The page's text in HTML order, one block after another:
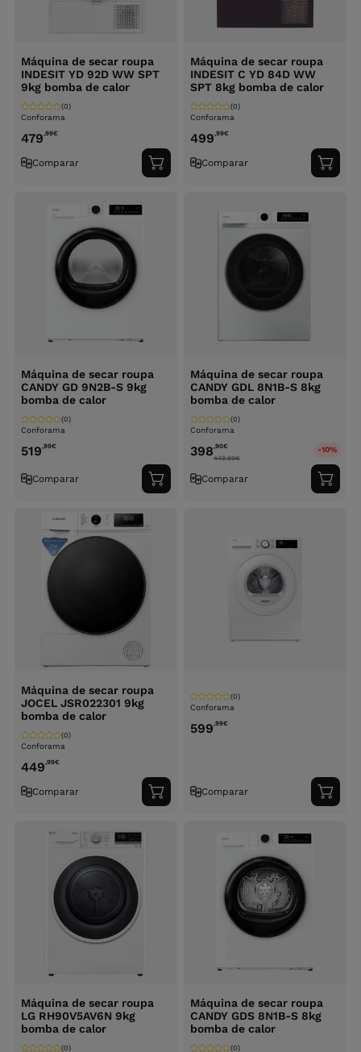
Máquina de secar roupa
INDESIT YD 92D WW SPT
9kg bomba de calor
Conforama
(0)
479,99€
Comparar
Adicionar
ao
Máquina de secar roupa
INDESIT C YD 84D WW
SPT 8kg bomba de calor
Conforama
(0)
499,99€
Comparar
ao
Máquina de secar roupa
CANDY GD 9N2B-S 9kg
bomba de calor
Conforama
(0)
519,99€
Comparar
Adicionar
ao
Máquina de secar roupa
CANDY GDL 8N1B-S 8kg
bomba de calor
Conforama
(0)
398,90€
449.99€
-10%
Comparar
ao
Máquina de secar roupa
JOCEL JSR022301 9kg
bomba de calor
Conforama
(0)
449,99€
Comparar
Adicionar
ao
Conforama
(0)
599,99€
Comparar
ao
Máquina de secar roupa
LG RH90V5AV6N 9kg
bomba de calor
(0)
Máquina de secar roupa
CANDY GDS 8N1B-S 8kg
bomba de calor
(0)